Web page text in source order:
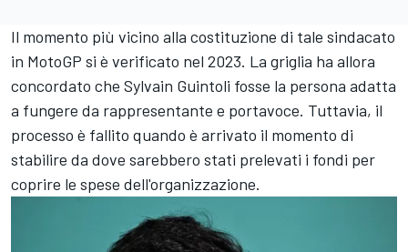
Il momento più vicino alla costituzione di tale sindacato
in MotoGP si è verificato nel 2023. La griglia ha allora
concordato che Sylvain Guintoli fosse la persona adatta
a fungere da rappresentante e portavoce. Tuttavia, il
processo è fallito quando è arrivato il momento di
stabilire da dove sarebbero stati prelevati i fondi per
coprire le spese dell'organizzazione.